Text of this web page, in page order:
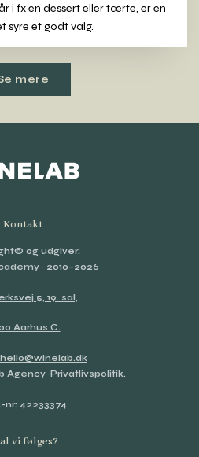
i fx en dessert eller tærte, er en
syre et godt valg.
mere
Kontakt
og udgiver:
· 2010–2026
5, 19. sal,
Aarhus C.
hello@winelab.dk
Agency· Privatlivspolitik.
nr: 42233374
vi følges?